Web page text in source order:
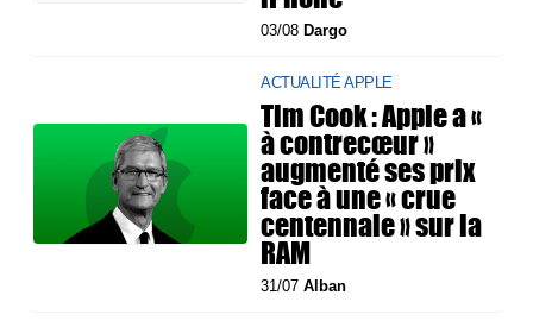
03/08 Dargo
ACTUALITÉ APPLE
Tim Cook : Apple a «
à contrecœur »
augmenté ses prix
face à une « crue
centennale » sur la
RAM
31/07Alban